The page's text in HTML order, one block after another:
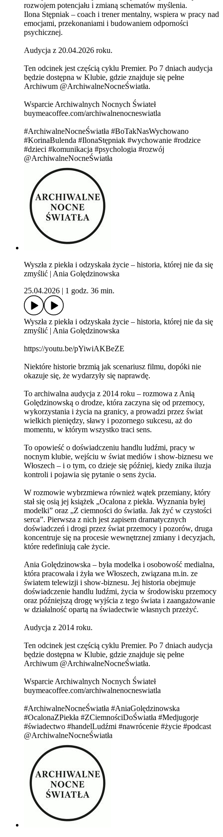
rozwojem potencjału i zmianą schematów myślenia.
Ilona Stępniak – coach i trener mentalny, wspiera w pracy nad
emocjami, przekonaniami i budowaniem odporności
psychicznej.
Audycja z 20.04.2026 roku.
Ten odcinek jest częścią cyklu Premier. Po 7 dniach audycja
będzie dostępna w Klubie, gdzie znajduje się pełne
Archiwum @ArchiwalneNocneŚwiatła.
Wsparcie Archiwalnych Nocnych Świateł
buymeacoffee.com/archiwalnenocneswiatla
#ArchiwalneNocneŚwiatła #BoTakNasWychowano
#KorinaBulenda #IlonaStępniak #wychowanie #rodzice
#dzieci #komunikacja #psychologia #rozwój
@ArchiwalneNocneŚwiatła
Wyszła z piekła i odzyskała życie – historia, której nie da się
zmyślić | Ania Golędzinowska
25.04.2026
1 godz. 36 min.
Wyszła z piekła i odzyskała życie – historia, której nie da się
zmyślić | Ania Golędzinowska
https://youtu.be/pYiwiAKBeZE
Niektóre historie brzmią jak scenariusz filmu, dopóki nie
okazuje się, że wydarzyły się naprawdę.
To archiwalna audycja z 2014 roku – rozmowa z Anią
Golędzinowską o drodze, która zaczyna się od przemocy,
wykorzystania i życia na granicy, a prowadzi przez świat
wielkich pieniędzy, sławy i pozornego sukcesu, aż do
momentu, w którym wszystko traci sens.
To opowieść o doświadczeniu handlu ludźmi, pracy w
nocnym klubie, wejściu w świat mediów i show-biznesu we
Włoszech – i o tym, co dzieje się później, kiedy znika iluzja
kontroli i pojawia się pytanie o sens życia.
W rozmowie wybrzmiewa również wątek przemiany, który
stał się osią jej książek „Ocalona z piekła. Wyznania byłej
modelki” oraz „Z ciemności do światła. Jak żyć w czystości
serca”. Pierwsza z nich jest zapisem dramatycznych
doświadczeń i drogi przez świat przemocy i pozorów, druga
koncentruje się na procesie wewnętrznej zmiany i decyzjach,
które redefiniują całe życie.
Ania Golędzinowska – była modelka i osobowość medialna,
która pracowała i żyła we Włoszech, związana m.in. ze
światem telewizji i show-biznesu. Jej historia obejmuje
doświadczenie handlu ludźmi, życia w środowisku przemocy
oraz późniejszą drogę wyjścia z tego świata i zaangażowanie
w działalność opartą na świadectwie własnych przeżyć.
Audycja z 2014 roku.
Ten odcinek jest częścią cyklu Premier. Po 7 dniach audycja
będzie dostępna w Klubie, gdzie znajduje się pełne
Archiwum @ArchiwalneNocneŚwiatła.
Wsparcie Archiwalnych Nocnych Świateł
buymeacoffee.com/archiwalnenocneswiatla
#ArchiwalneNocneŚwiatła #AniaGolędzinowska
#OcalonaZPiekła #ZCiemnościDoŚwiatła #Medjugorje
#świadectwo #handelLudźmi #nawrócenie #życie #podcast
@ArchiwalneNocneŚwiatła